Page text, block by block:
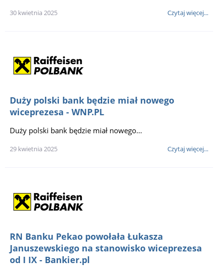
30 kwietnia 2025 Czytaj więcej...
Duży polski bank będzie miał nowego
wiceprezesa - WNP.PL
Duży polski bank będzie miał nowego...
29 kwietnia 2025 Czytaj więcej...
RN Banku Pekao powołała Łukasza
Januszewskiego na stanowisko wiceprezesa
od I IX - Bankier.pl